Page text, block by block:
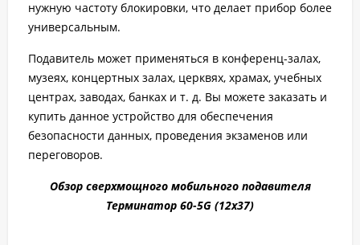
нужную частоту блокировки, что делает прибор более
универсальным.
Подавитель может применяться в конференц-залах,
музеях, концертных залах, церквях, храмах, учебных
центрах, заводах, банках и т. д. Вы можете заказать и
купить данное устройство для обеспечения
безопасности данных, проведения экзаменов или
переговоров.
Обзор сверхмощного мобильного подавителя
Терминатор 60-5G (12х37)